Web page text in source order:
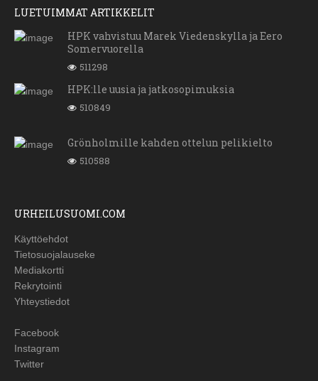
LUETUIMMAT ARTIKKELIT
HPK vahvistuu Marek Viedenskylla ja Eero
Somervuorella
511298
HPK:lle uusia ja jatkosopimuksia
510849
Grönholmille kahden ottelun pelikielto
510588
URHEILUSUOMI.COM
Käyttöehdot
Tietosuojalauseke
Mediakortti
Rekrytointi
Yhteystiedot
Facebook
Instagram
Twitter